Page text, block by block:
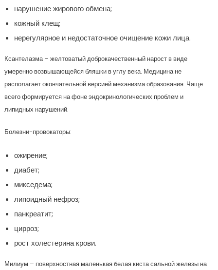
нарушение жирового обмена;
кожный клещ;
нерегулярное и недостаточное очищение кожи лица.
Ксантелазма – желтоватый доброкачественный нарост в виде
умеренно возвышающейся бляшки в углу века. Медицина не
располагает окончательной версией механизма образования. Чаще
всего формируется на фоне эндокринологических проблем и
липидных нарушений.
Болезни-провокаторы:
ожирение;
диабет;
микседема;
липоидный нефроз;
панкреатит;
цирроз;
рост холестерина крови.
Милиум – поверхностная маленькая белая киста сальной железы на